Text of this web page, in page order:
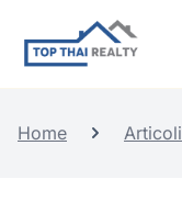
Home Articoli